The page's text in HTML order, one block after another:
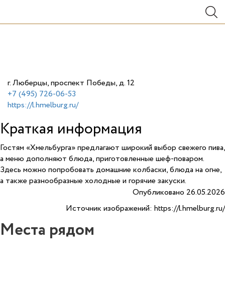
г. Люберцы, проспект Победы, д. 12
+7 (495) 726-06-53
https://l.hmelburg.ru/
Краткая информация
Гостям «Хмельбурга» предлагают широкий выбор свежего пива,
а меню дополняют блюда, приготовленные шеф-поваром.
Здесь можно попробовать домашние колбаски, блюда на огне,
а также разнообразные холодные и горячие закуски.
Опубликовано 26.05.2026
Источник изображений: https://l.hmelburg.ru/
Места рядом